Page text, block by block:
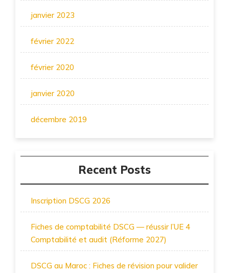
janvier 2023
février 2022
février 2020
janvier 2020
décembre 2019
Recent Posts
Inscription DSCG 2026
Fiches de comptabilité DSCG — réussir l’UE 4
Comptabilité et audit (Réforme 2027)
DSCG au Maroc : Fiches de révision pour valider